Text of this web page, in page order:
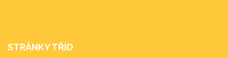
STRÁNKY TŘÍD